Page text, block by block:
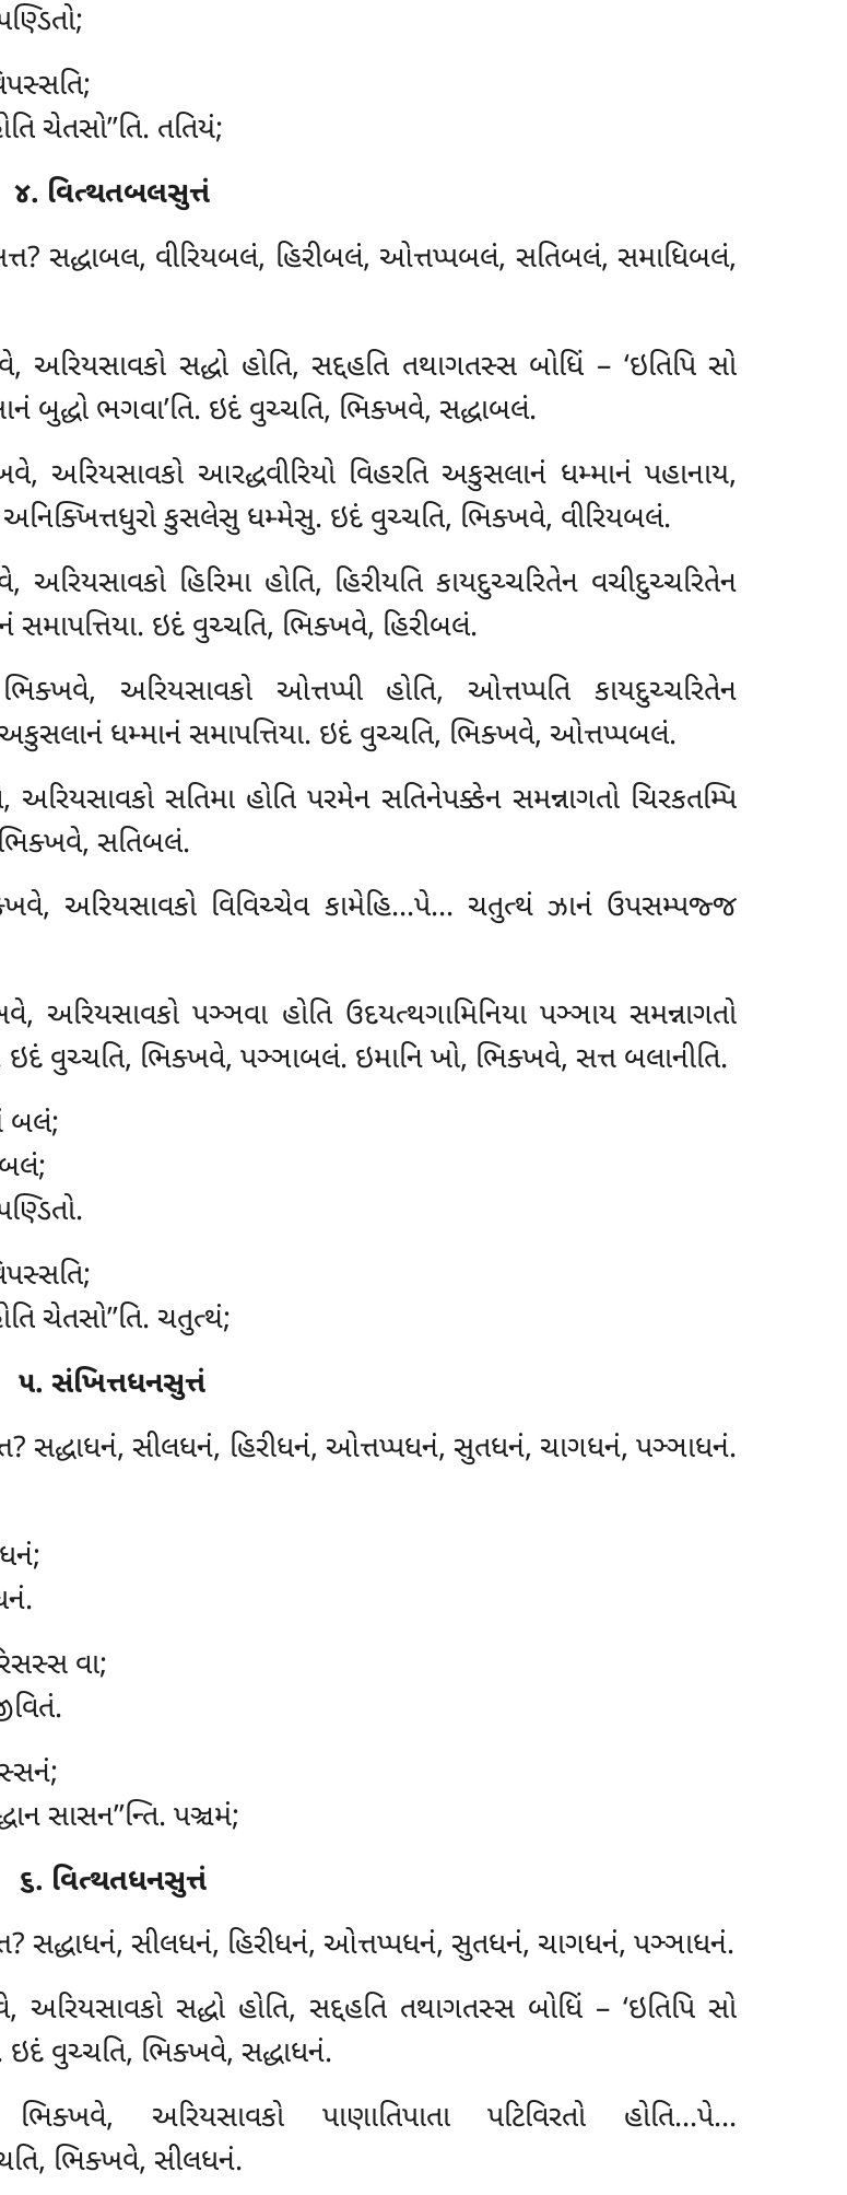
ચેતસો’’તિ. તતિયં;
૪. વિત્થતબલસુત્તં
સત્ત? સદ્ધાબલ, વીરિયબલં, હિરીબલં, ઓત્તપ્પબલં, સતિબલં, સમાધિબલં,
સદ્ધો હોતિ, સદ્દહતિ તથાગતસ્સ બોધિં – ‘ઇતિપિ સો
બુદ્ધો ભગવા’તિ. ઇદં વુચ્ચતિ, ભિક્ખવે, સદ્ધાબલં.
અરિયસાવકો આરદ્ધવીરિયો વિહરતિ અકુસલાનં ધમ્માનં પહાનાય,
કુસલેસુ ધમ્મેસુ. ઇદં વુચ્ચતિ, ભિક્ખવે, વીરિયબલં.
હિરિમા હોતિ, હિરીયતિ કાયદુચ્ચરિતેન વચીદુચ્ચરિતેન
સમાપત્તિયા. ઇદં વુચ્ચતિ, ભિક્ખવે, હિરીબલં.
અરિયસાવકો ઓત્તપ્પી હોતિ, ઓત્તપ્પતિકાયદુચ્ચરિતેન
ધમ્માનં સમાપત્તિયા. ઇદં વુચ્ચતિ, ભિક્ખવે, ઓત્તપ્પબલં.
અરિયસાવકો સતિમા હોતિ પરમેન સતિનેપક્કેન સમન્નાગતો ચિરકતમ્પિ
ભિક્ખવે, સતિબલં.
અરિયસાવકો વિવિચ્ચેવ કામેહિ…પે… ચતુત્થં ઝાનં ઉપસમ્પજ્જ
પઞ્ઞવા હોતિ ઉદયત્થગામિનિયા પઞ્ઞાય સમન્નાગતો
ઇદં વુચ્ચતિ, ભિક્ખવે, પઞ્ઞાબલં. ઇમાનિ ખો, ભિક્ખવે, સત્ત બલાનીતિ.
બલં;
ચેતસો’’તિ. ચતુત્થં;
૫. સંખિત્તધનસુત્તં
સદ્ધાધનં, સીલધનં, હિરીધનં, ઓત્તપ્પધનં, સુતધનં, ચાગધનં, પઞ્ઞાધનં.
વા;
સાસન’’ન્તિ. પઞ્ચમં;
૬. વિત્થતધનસુત્તં
સદ્ધાધનં, સીલધનં, હિરીધનં, ઓત્તપ્પધનં, સુતધનં, ચાગધનં, પઞ્ઞાધનં.
સદ્ધો હોતિ, સદ્દહતિ તથાગતસ્સ બોધિં – ‘ઇતિપિ સો
વુચ્ચતિ, ભિક્ખવે, સદ્ધાધનં.
અરિયસાવકો પાણાતિપાતા પટિવિરતો હોતિ…પે…
ભિક્ખવે, સીલધનં.